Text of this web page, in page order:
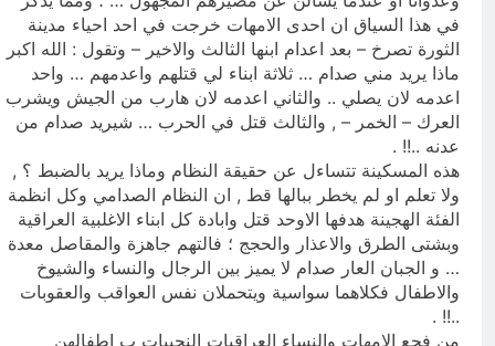
في هذا السياق ان احدى الامهات خرجت في احد احياء مدينة
الثورة تصرخ – بعد اعدام ابنها الثالث والاخير – وتقول : الله اكبر
ماذا يريد مني صدام … ثلاثة ابناء لي قتلهم واعدمهم … واحد
اعدمه لان يصلي .. والثاني اعدمه لان هارب من الجيش ويشرب
العرك – الخمر – , والثالث قتل في الحرب … شيريد صدام من
عدنه ..!! .
هذه المسكينة تتساءل عن حقيقة النظام وماذا يريد بالضبط ؟ ,
ولا تعلم او لم يخطر ببالها قط , ان النظام الصدامي وكل انظمة
الفئة الهجينة هدفها الاوحد قتل وابادة كل ابناء الاغلبية العراقية
وبشتى الطرق والاعذار والحجج ؛ فالتهم جاهزة والمقاصل معدة
… و الجبان العار صدام لا يميز بين الرجال والنساء والشيوخ
والاطفال فكلاهما سواسية ويتحملان نفس العواقب والعقوبات
..!! .
من فجع الامهات والنساء العراقيات النجيبات ب اطفالهن